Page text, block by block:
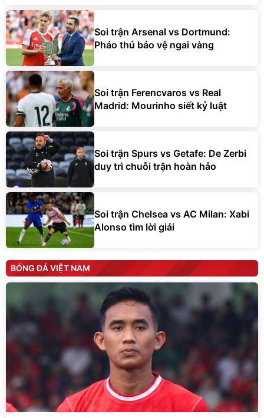
Soi trận Arsenal vs Dortmund:
Pháo thủ bảo vệ ngai vàng
Soi trận Ferencvaros vs Real
Madrid: Mourinho siết kỷ luật
Soi trận Spurs vs Getafe: De Zerbi
duy trì chuỗi trận hoàn hảo
Soi trận Chelsea vs AC Milan: Xabi
Alonso tìm lời giải
BÓNG ĐÁ VIỆT NAM